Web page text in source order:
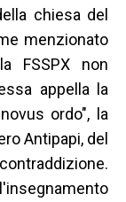
chiesa del
menzionato
FSSPX non
appella la
ordo", la
Antipapi, del